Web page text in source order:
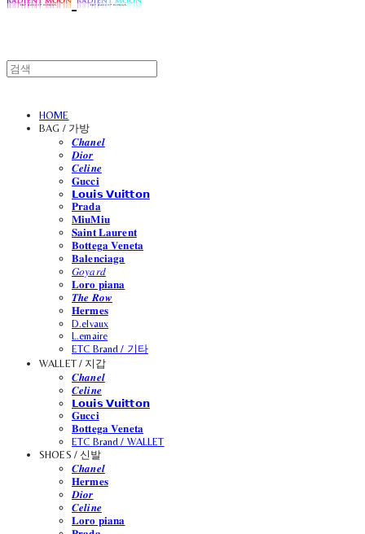
HOME
BAG / 가방
𝑪𝒉𝒂𝒏𝒆𝒍
𝑫𝒊𝒐𝒓
𝑪𝒆𝒍𝒊𝒏𝒆
𝐆𝐮𝐜𝐜𝐢
𝗟𝗼𝘂𝗶𝘀 𝗩𝘂𝗶𝘁𝘁𝗼𝗻
𝐏𝐫𝐚𝐝𝐚
𝐌𝐢𝐮𝐌𝐢𝐮
𝐒𝐚𝐢𝐧𝐭 𝐋𝐚𝐮𝐫𝐞𝐧𝐭
𝐁𝐨𝐭𝐭𝐞𝐠𝐚 𝐕𝐞𝐧𝐞𝐭𝐚
𝐁𝐚𝐥𝐞𝐧𝐜𝐢𝐚𝐠𝐚
𝐺𝑜𝑦𝑎𝑟𝑑
𝐋𝐨𝐫𝐨 𝐩𝐢𝐚𝐧𝐚
𝑻𝒉𝒆 𝑹𝒐𝒘
𝐇𝐞𝐫𝐦𝐞𝐬
D.elvaux
L.emaire
ETC Brand / 기타
WALLET / 지갑
𝑪𝒉𝒂𝒏𝒆𝒍
𝑪𝒆𝒍𝒊𝒏𝒆
𝗟𝗼𝘂𝗶𝘀 𝗩𝘂𝗶𝘁𝘁𝗼𝗻
𝐆𝐮𝐜𝐜𝐢
𝐁𝐨𝐭𝐭𝐞𝐠𝐚 𝐕𝐞𝐧𝐞𝐭𝐚
ETC Brand / WALLET
SHOES / 신발
𝑪𝒉𝒂𝒏𝒆𝒍
𝐇𝐞𝐫𝐦𝐞𝐬
𝑫𝒊𝒐𝒓
𝑪𝒆𝒍𝒊𝒏𝒆
𝐋𝐨𝐫𝐨 𝐩𝐢𝐚𝐧𝐚